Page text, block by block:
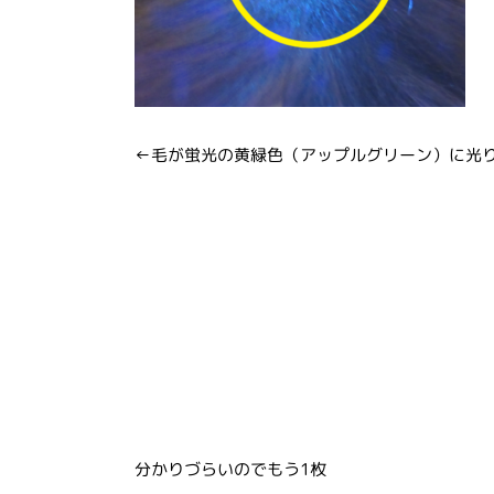
←毛が蛍光の黄緑色（アップルグリーン）に光
分かりづらいのでもう1枚